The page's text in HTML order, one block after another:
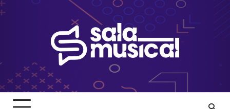
Skip
to